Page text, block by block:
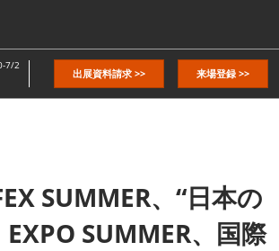
7/2
出展資料請求 >> 来場登録 >>
SUMMER、“日本の
EXPO SUMMER、国際